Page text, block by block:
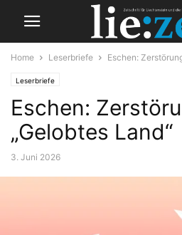
Home Leserbriefe Eschen:
Leserbriefe
Eschen:
„Gelobtes Land“
3. Juni 2026